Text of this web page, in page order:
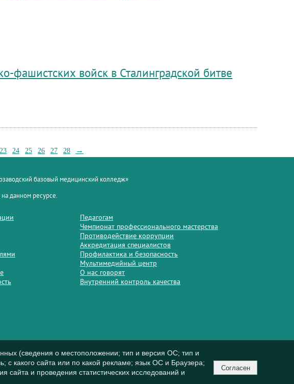
фашистских войск в Сталинградской битве
23 24 25 26 27 28 →
базовый медицинский колледж»
данном ресурсе.
Педагогам
Чемпионат профессионального мастерства
Противодействие коррупции
Аккредитация специалистов
Профилактика и безопасность
Мультимедийный центр
О нас говорят
Внутренний контроль качества
(сведения о местоположении; тип и версия ОС; тип и
с какого сайта или по какой рекламе; язык ОС и Браузера;
сайта и проведения статистических исследований и
Согласен